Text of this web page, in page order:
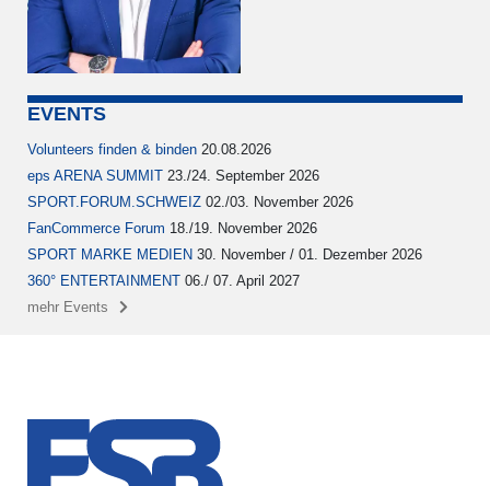
EVENTS
Volunteers finden & binden 20.08.2026
eps ARENA SUMMIT 23./24. September 2026
SPORT.FORUM.SCHWEIZ 02./03. November 2026
FanCommerce Forum 18./19. November 2026
SPORT MARKE MEDIEN 30. November / 01. Dezember 2026
360° ENTERTAINMENT 06./ 07. April 2027
mehr Events